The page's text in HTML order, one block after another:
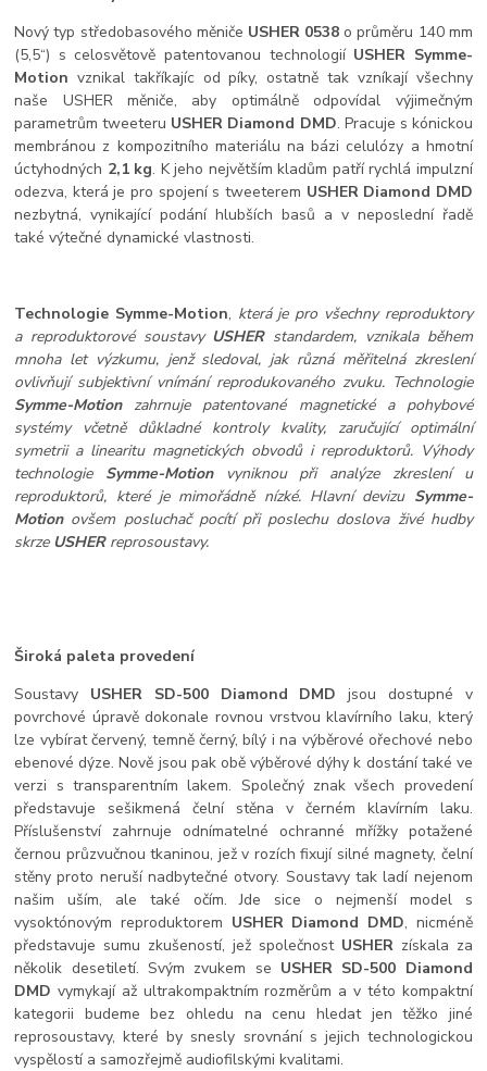
Nový typ středobasového měniče USHER 0538 o průměru 140 mm
(5,5“) s celosvětově patentovanou technologií USHER Symme-
Motion vznikal takříkajíc od píky, ostatně tak vzníkají všechny
naše USHER měniče, aby optimálně odpovídal výjimečným
parametrům tweeteru USHER Diamond DMD. Pracuje s kónickou
membránou z kompozitního materiálu na bázi celulózy a hmotní
úctyhodných 2,1 kg. K jeho největším kladům patří rychlá impulzní
odezva, která je pro spojení s tweeterem USHER Diamond DMD
nezbytná, vynikající podání hlubších basů a v neposlední řadě
také výtečné dynamické vlastnosti.
Technologie Symme-Motion, která je pro všechny reproduktory
a reproduktorové soustavy USHERstandardem, vznikala během
mnoha let výzkumu, jenž sledoval, jak různá měřitelná zkreslení
ovlivňují subjektivní vnímání reprodukovaného zvuku. Technologie
Symme-Motionzahrnuje patentované magnetické a pohybové
systémy včetně důkladné kontroly kvality, zaručující optimální
symetrii a linearitu magnetických obvodů i reproduktorů. Výhody
technologie Symme-Motionvyniknou při analýze zkreslení u
reproduktorů, které je mimořádně nízké. Hlavní devizu Symme-
Motionovšem posluchač pocítí při poslechu doslova živé hudby
skrze USHERreprosoustavy.
Široká paleta provedení
Soustavy USHER SD-500 Diamond DMD jsou dostupné v
povrchové úpravě dokonale rovnou vrstvou klavírního laku, který
lze vybírat červený, temně černý, bílý i na výběrové ořechové nebo
ebenové dýze. Nově jsou pak obě výběrové dýhy k dostání také ve
verzi s transparentním lakem. Společný znak všech provedení
představuje sešikmená čelní stěna v černém klavírním laku.
Příslušenství zahrnuje odnímatelné ochranné mřížky potažené
černou průzvučnou tkaninou, jež v rozích fixují silné magnety, čelní
stěny proto neruší nadbytečné otvory. Soustavy tak ladí nejenom
našim uším, ale také očím. Jde sice o nejmenší model s
vysoktónovým reproduktorem USHER Diamond DMD, nicméně
představuje sumu zkušeností, jež společnost USHERzískala za
několik desetiletí. Svým zvukem se USHER SD-500 Diamond
DMD vymykají až ultrakompaktním rozměrům a v této kompaktní
kategorii budeme bez ohledu na cenu hledat jen těžko jiné
reprosoustavy, které by snesly srovnání s jejich technologickou
vyspělostí a samozřejmě audiofilskými kvalitami.